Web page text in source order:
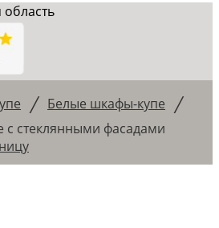
/ Белые шкафы-купе /
с стеклянными фасадами